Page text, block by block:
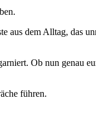
aus dem Alltag, das
Ob nun genau
führen.